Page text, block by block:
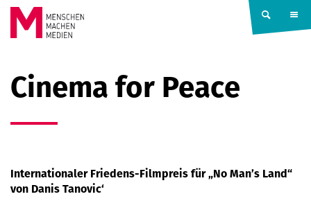
Springe zum Inhalt
MACHEN
MEDIEN
Cinema for Peace
Internationaler Friedens-Filmpreis für „No Man’s Land“
von Danis Tanovic‘